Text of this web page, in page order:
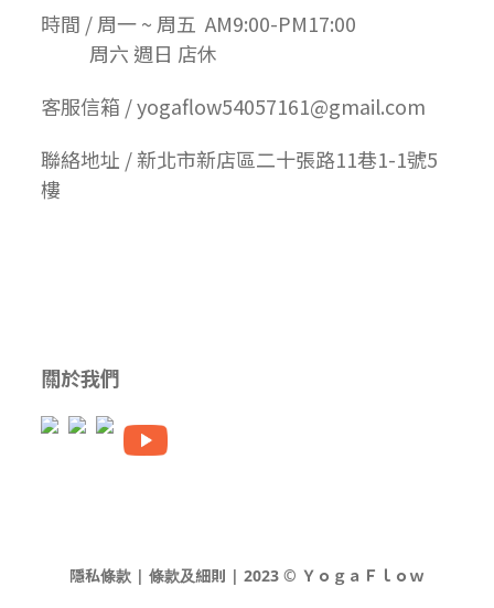
時間 / 周一 ~ 周五 AM9:00-PM17:00
周六 週日 店休
客服信箱 / yogaflow54057161@gmail.com
聯絡地址 / 新北市新店區二十張路11巷1-1號5
樓
關於我們
隱私條款 | 條款及細則 | 2023 © ＹｏｇａＦｌｏｗ